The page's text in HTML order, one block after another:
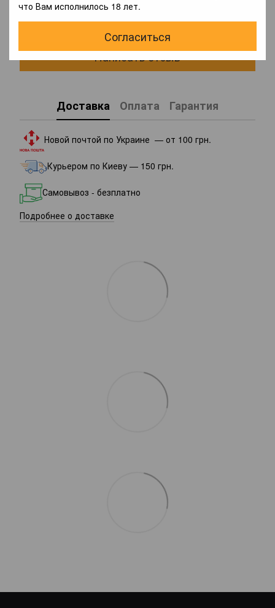
что Вам исполнилось 18 лет.
Согласиться
Добавьте первый отзыв
Написать отзыв
Доставка Оплата Гарантия
Новой почтой по Украине — от 100 грн.
Курьером по Киеву — 150 грн.
Самовывоз - безплатно
Подробнее о доставке